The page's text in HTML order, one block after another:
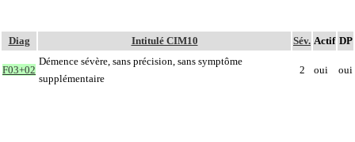
Diag Intitulé CIM10 Sév. Actif DP
F03+02
Démence sévère, sans précision, sans symptôme
supplémentaire
2 oui oui